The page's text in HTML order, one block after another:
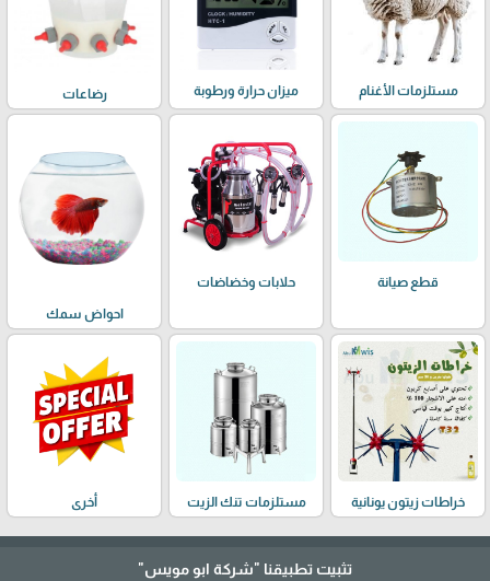
مستلزمات الأغنام ميزان حرارة ورطوبة رضاعات
قطع صيانة حلابات وخضاضات
احواض سمك
خراطات زيتون يونانية مستلزمات تنك الزيت أخرى
تثبيت تطبيقنا "شركة ابو مويس"